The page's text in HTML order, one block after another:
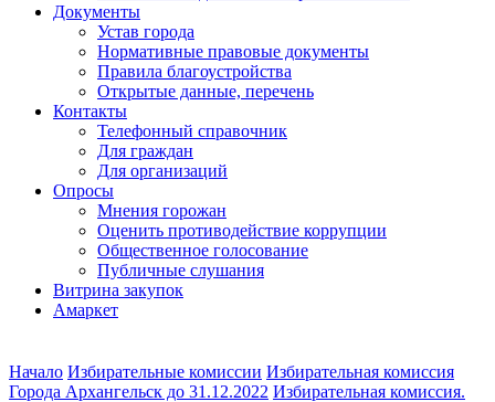
Документы
Устав города
Нормативные правовые документы
Правила благоустройства
Открытые данные, перечень
Контакты
Телефонный справочник
Для граждан
Для организаций
Опросы
Мнения горожан
Оценить противодействие коррупции
Общественное голосование
Публичные слушания
Витрина закупок
Амаркет
Начало Избирательные комиссии Избирательная комиссия
Города Архангельск до 31.12.2022 Избирательная комиссия.